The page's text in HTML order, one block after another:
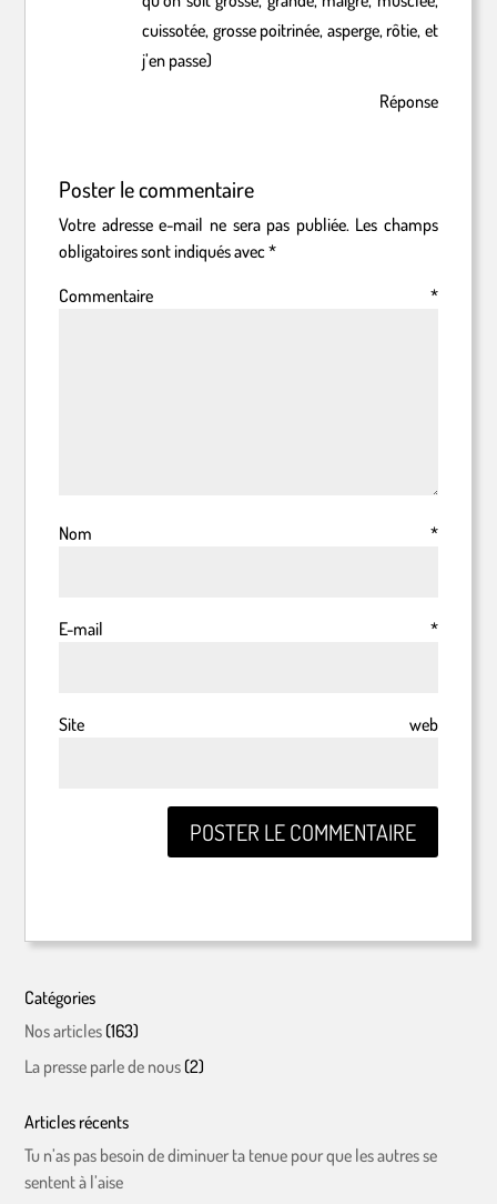
cuissotée, grosse poitrinée, asperge, rôtie, et
j’en passe)
Réponse
Poster le commentaire
Votre adresse e-mail ne sera pas publiée. Les champs
obligatoires sont indiqués avec*
Commentaire *
Nom *
E-mail *
Site web
Catégories
Nos articles (163)
La presse parle de nous (2)
Articles récents
Tu n’as pas besoin de diminuer ta tenue pour que les autres se
sentent à l’aise